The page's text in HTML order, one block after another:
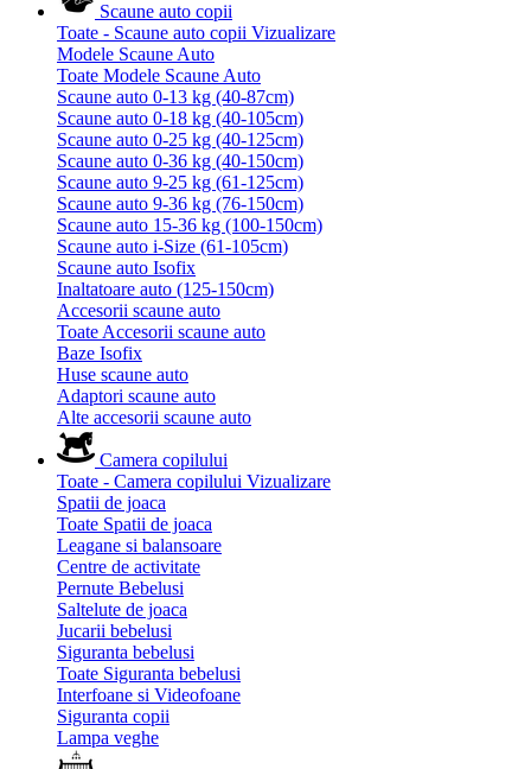
Scaune auto copii
Toate - Scaune auto copii Vizualizare
Modele Scaune Auto
Toate Modele Scaune Auto
Scaune auto 0-13 kg (40-87cm)
Scaune auto 0-18 kg (40-105cm)
Scaune auto 0-25 kg (40-125cm)
Scaune auto 0-36 kg (40-150cm)
Scaune auto 9-25 kg (61-125cm)
Scaune auto 9-36 kg (76-150cm)
Scaune auto 15-36 kg (100-150cm)
Scaune auto i-Size (61-105cm)
Scaune auto Isofix
Inaltatoare auto (125-150cm)
Accesorii scaune auto
Toate Accesorii scaune auto
Baze Isofix
Huse scaune auto
Adaptori scaune auto
Alte accesorii scaune auto
Camera copilului
Toate - Camera copilului Vizualizare
Spatii de joaca
Toate Spatii de joaca
Leagane si balansoare
Centre de activitate
Pernute Bebelusi
Saltelute de joaca
Jucarii bebelusi
Siguranta bebelusi
Toate Siguranta bebelusi
Interfoane si Videofoane
Siguranta copii
Lampa veghe